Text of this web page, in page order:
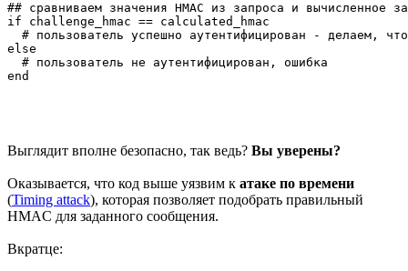
## сравниваем значения HMAC из запроса и вычисленное
if challenge_hmac == calculated_hmac
# пользователь успешно аутентифицирован - делаем,
else
  # пользователь не аутентифицирован, ошибка
Выглядит вполне безопасно, так ведь? Вы уверены?
Оказывается, что код выше уязвим к атаке по времени
(Timing attack), которая позволяет подобрать правильный
HMAC для заданного сообщения.
Вкратце: